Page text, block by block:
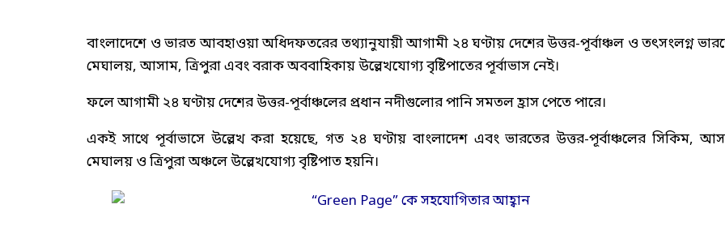
বাংলাদেশে ও ভারত আবহাওয়া অধিদফতরের তথ্যানুযায়ী আগামী ২৪ ঘণ্টায় দেশের উত্তর-পূর্বাঞ্চল ও তৎসংলগ্ন
মেঘালয়, আসাম, ত্রিপুরা এবং বরাক অববাহিকায় উল্লেখযোগ্য বৃষ্টিপাতের পূর্বাভাস নেই।
ফলে আগামী ২৪ ঘণ্টায় দেশের উত্তর-পূর্বাঞ্চলের প্রধান নদীগুলোর পানি সমতল হ্রাস পেতে পারে।
একই সাথে পূর্বাভাসে উল্লেখ করা হয়েছে, গত ২৪ ঘণ্টায় বাংলাদেশ এবং ভারতের উত্তর-পূর্বাঞ্চলের সিকিম,
মেঘালয় ও ত্রিপুরা অঞ্চলে উল্লেখযোগ্য বৃষ্টিপাত হয়নি।